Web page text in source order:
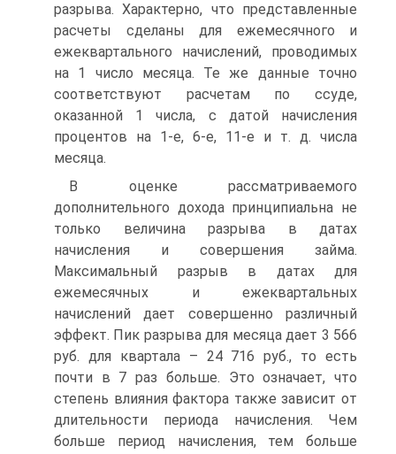
разрыва. Характерно, что представленные
расчеты сделаны для ежемесячного и
ежеквартального начислений, проводимых
на 1 число месяца. Те же данные точно
соответствуют расчетам по ссуде,
оказанной 1 числа, с датой начисления
процентов на 1-е, 6-е, 11-е и т. д. числа
месяца.
В оценке рассматриваемого
дополнительного дохода принципиальна не
только величина разрыва в датах
начисления и совершения займа.
Максимальный разрыв в датах для
ежемесячных и ежеквартальных
начислений дает совершенно различный
эффект. Пик разрыва для месяца дает 3 566
руб. для квартала – 24 716 руб., то есть
почти в 7 раз больше. Это означает, что
степень влияния фактора также зависит от
длительности периода начисления. Чем
больше период начисления, тем больше